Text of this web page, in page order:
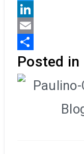
Twitter
LinkedIn
Email
Share
Posted in